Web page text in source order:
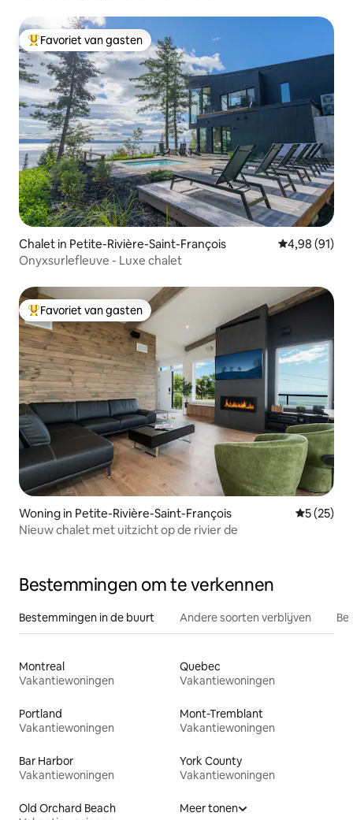
Topfavoriet van gasten
Favoriet van gasten
Chalet in Petite-Rivière-Saint-François Gemiddelde
4,98 (91)
Onyxsurlefleuve - Luxe chalet
Topfavoriet van gasten
Favoriet van gasten
Woning in Petite-Rivière-Saint-François
5 (25)
Nieuw chalet met uitzicht op de rivier de
Bestemmingen om te verkennen
Bestemmingen in de buurt Andere soorten verblijven
Montreal
Vakantiewoningen
Quebec
Vakantiewoningen
Portland
Vakantiewoningen
Mont-Tremblant
Vakantiewoningen
Bar Harbor
Vakantiewoningen
York County
Vakantiewoningen
Old Orchard Beach
Meer tonen